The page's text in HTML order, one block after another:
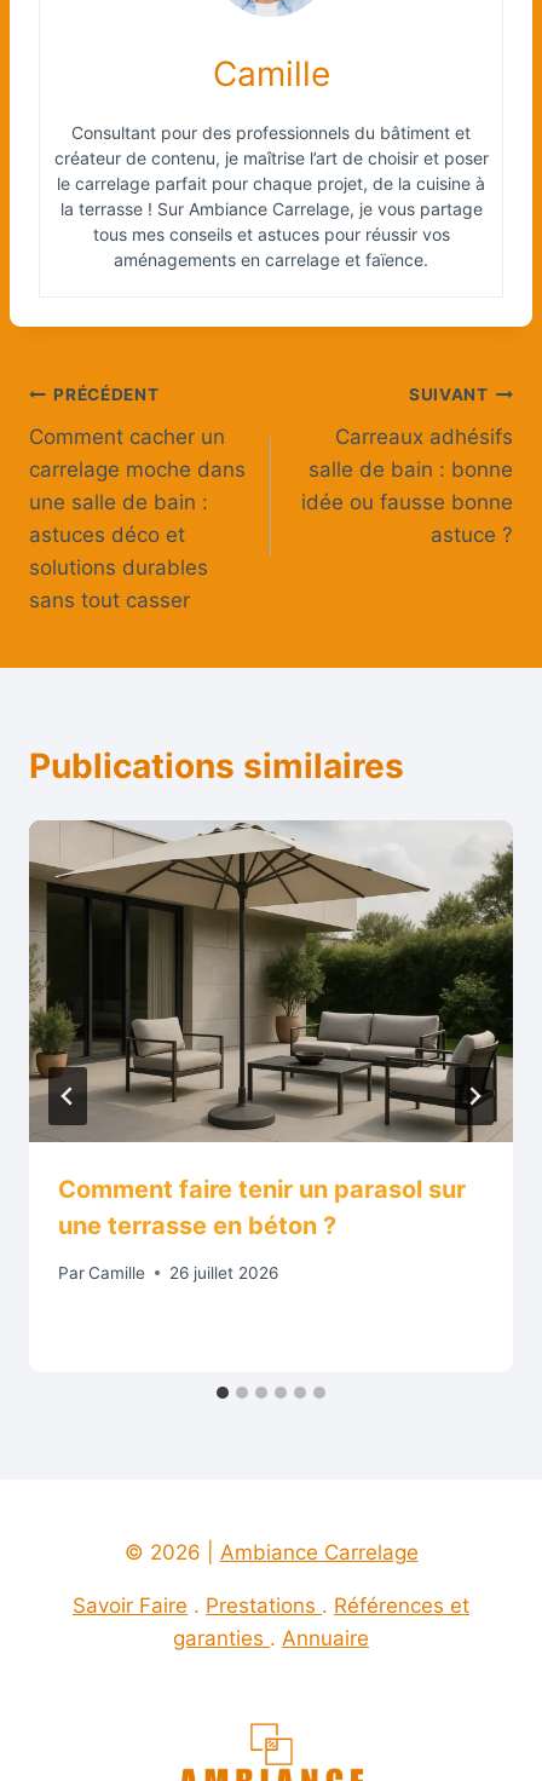
Camille
Consultant pour des professionnels du bâtiment et
créateur de contenu, je maîtrise l’art de choisir et poser
le carrelage parfait pour chaque projet, de la cuisine à
la terrasse ! Sur Ambiance Carrelage, je vous partage
tous mes conseils et astuces pour réussir vos
aménagements en carrelage et faïence.
Navigation
de
l’article
PRÉCÉDENT
Comment cacher un
carrelage moche dans
une salle de bain :
astuces déco et
solutions durables
sans tout casser
SUIVANT
Carreaux adhésifs
salle de bain : bonne
idée ou fausse bonne
astuce ?
Publications similaires
Comment faire tenir un parasol sur
une terrasse en béton ?
ParCamille 26 juillet 2026
© 2026 | Ambiance Carrelage
Savoir Faire . Prestations . Références et
garanties . Annuaire